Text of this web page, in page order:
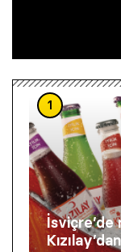
1
İsviçre’de